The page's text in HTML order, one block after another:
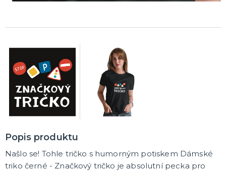
Popis produktu
Našlo se! Tohle tričko s humorným potiskem Dámské
triko černé - Značkový tričko je absolutní pecka pro